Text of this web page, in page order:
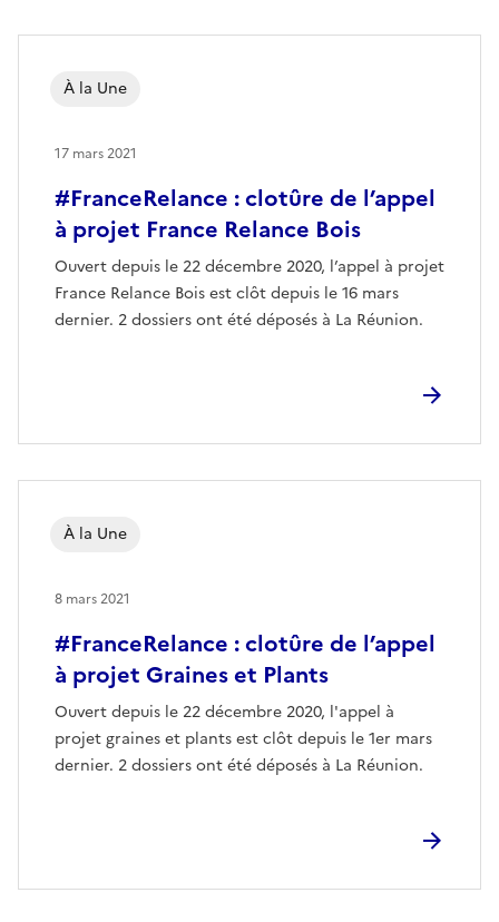
#FranceRelance : clotûre de l’appel
à projet France Relance Bois
Ouvert depuis le 22 décembre 2020, l’appel à projet
France Relance Bois est clôt depuis le 16 mars
dernier. 2 dossiers ont été déposés à La Réunion.
À la Une
17 mars 2021
#FranceRelance : clotûre de l’appel
à projet Graines et Plants
Ouvert depuis le 22 décembre 2020, l'appel à
projet graines et plants est clôt depuis le 1er mars
dernier. 2 dossiers ont été déposés à La Réunion.
À la Une
8 mars 2021